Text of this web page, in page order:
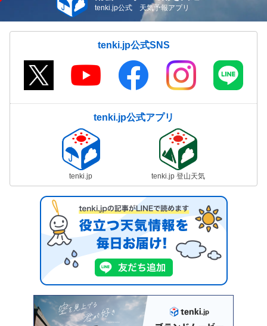
tenki.jp公式 天気予報アプリ
tenki.jp公式SNS
tenki.jp公式アプリ
tenki.jp tenki.jp 登山天気